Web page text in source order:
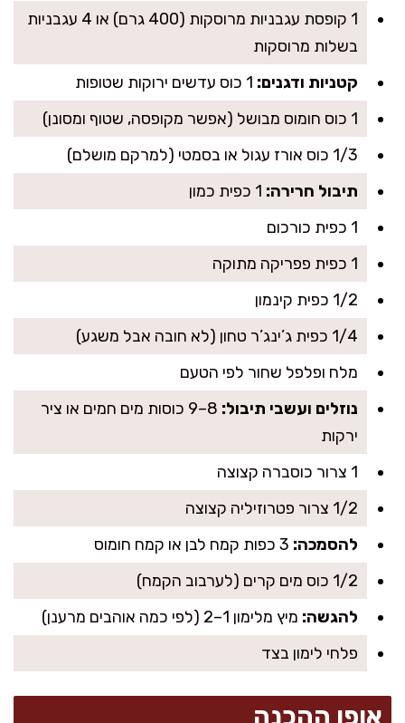
1 קופסת עגבניות מרוסקות (400 גרם) או 4 עגבניות
בשלות מרוסקות
קטניות ודגנים:
1 כוס חומוס מבושל (אפשר מקופסה, שטוף ומסונן)
1/3 כוס אורז עגול או בסמטי (למרקם מושלם)
תיבול חרירה:
1 כפית כורכום
1 כפית פפריקה מתוקה
1/2 כפית קינמון
1/4 כפית ג’ינג’ר טחון (לא חובה אבל משגע)
מלח ופלפל שחור לפי הטעם
נוזלים ועשבי תיבול:
8–9 כוסות מים חמים או ציר
ירקות
1 צרור כוסברה קצוצה
1/2 צרור פטרוזיליה קצוצה
להסמכה:
1/2 כוס מים קרים (לערבוב הקמח)
להגשה: מיץ מלימון 1–2 (לפי כמה אוהבים מרענן)
פלחי לימון בצד
אופן ההכנה